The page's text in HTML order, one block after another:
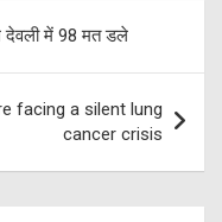
में 98 मत डले
facing a silent lung
cancer crisis